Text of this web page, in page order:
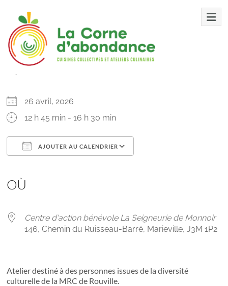
contenu
Corne
d’abondance
Cuisines
collectives
ateliers
à
l’alimentation
Atelier – Interculturel
QUAND
26 avril, 2026
12 h 45 min - 16 h 30 min
AJOUTER AU CALENDRIER
OÙ
Centre d'action bénévole La Seigneurie de Monnoir
146, Chemin du Ruisseau-Barré, Marieville, J3M 1P2
Atelier destiné à des personnes issues de la diversité
culturelle de la MRC de Rouville.